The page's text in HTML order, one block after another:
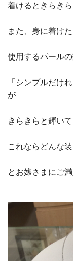
着けるときらき
また、身に着け
使用するパール
「シンプルだけ
が
きらきらと輝い
これならどんな
とお嬢さまにご